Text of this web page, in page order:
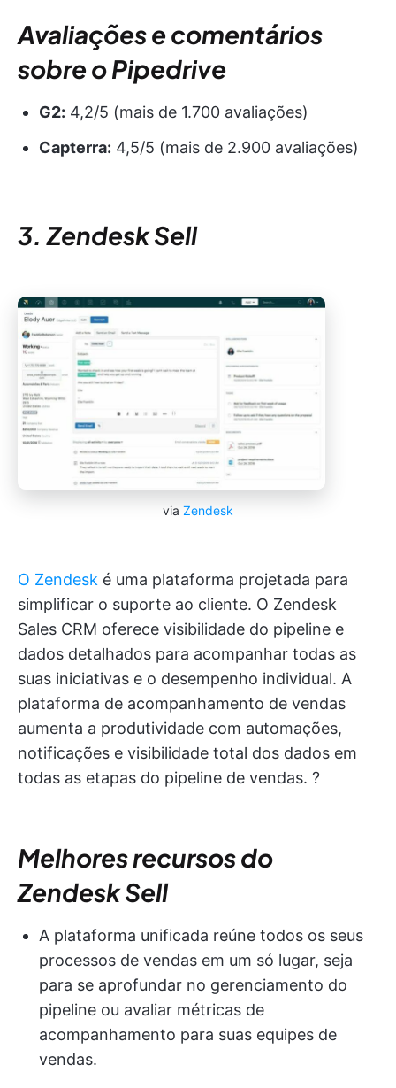
Avaliações e comentários
sobre o Pipedrive
G2: 4,2/5 (mais de 1.700 avaliações)
Capterra: 4,5/5 (mais de 2.900 avaliações)
3. Zendesk Sell
via Zendesk
O Zendesk é uma plataforma projetada para
simplificar o suporte ao cliente. O Zendesk
Sales CRM oferece visibilidade do pipeline e
dados detalhados para acompanhar todas as
suas iniciativas e o desempenho individual. A
plataforma de acompanhamento de vendas
aumenta a produtividade com automações,
notificações e visibilidade total dos dados em
todas as etapas do pipeline de vendas. ?
Melhores recursos do
Zendesk Sell
A plataforma unificada reúne todos os seus
processos de vendas em um só lugar, seja
para se aprofundar no gerenciamento do
pipeline ou avaliar métricas de
acompanhamento para suas equipes de
vendas.